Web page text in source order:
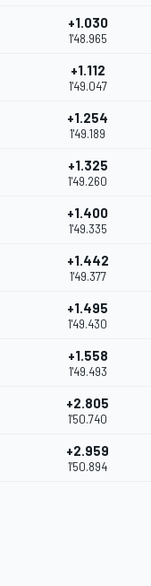
+1.030
1'48.965
+1.112
1'49.047
+1.254
1'49.189
+1.325
1'49.260
+1.400
1'49.335
+1.442
1'49.377
+1.495
1'49.430
+1.558
1'49.493
+2.805
1'50.740
+2.959
1'50.894